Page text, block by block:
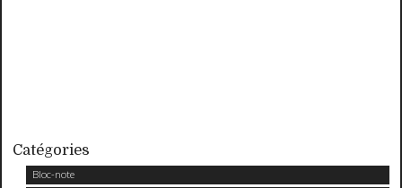
Catégories
Bloc-note